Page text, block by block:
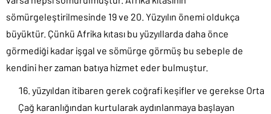
sömürgeleştirilmesinde 19 ve 20. Yüzyılın önemi oldukça
büyüktür. Çünkü Afrika kıtası bu yüzyıllarda daha önce
görmediği kadar işgal ve sömürge görmüş bu sebeple de
kendini her zaman batıya hizmet eder bulmuştur.
yüzyıldan itibaren gerek coğrafi keşifler ve gerekse Orta
Çağ karanlığından kurtularak aydınlanmaya başlayan